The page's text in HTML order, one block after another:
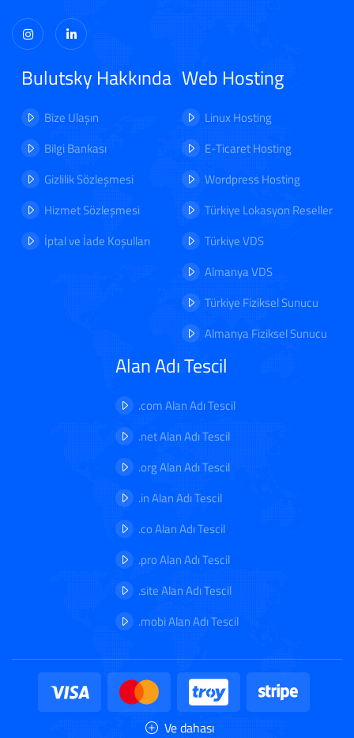
Bulutsky Hakkında
Bize Ulaşın
Bilgi Bankası
Gizlilik Sözleşmesi
Hizmet Sözleşmesi
İptal ve İade Koşulları
Web Hosting
Linux Hosting
E-Ticaret Hosting
Wordpress Hosting
Türkiye Lokasyon Reseller
Türkiye VDS
Almanya VDS
Türkiye Fiziksel Sunucu
Almanya Fiziksel Sunucu
Alan Adı Tescil
.com Alan Adı Tescil
.net Alan Adı Tescil
.org Alan Adı Tescil
.in Alan Adı Tescil
.co Alan Adı Tescil
.pro Alan Adı Tescil
.site Alan Adı Tescil
.mobi Alan Adı Tescil
Ve dahası